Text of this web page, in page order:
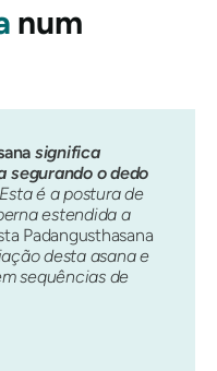
num
significa
segurando o dedo
é a postura de
estendida a
Padangusthasana
desta asana e
sequências de